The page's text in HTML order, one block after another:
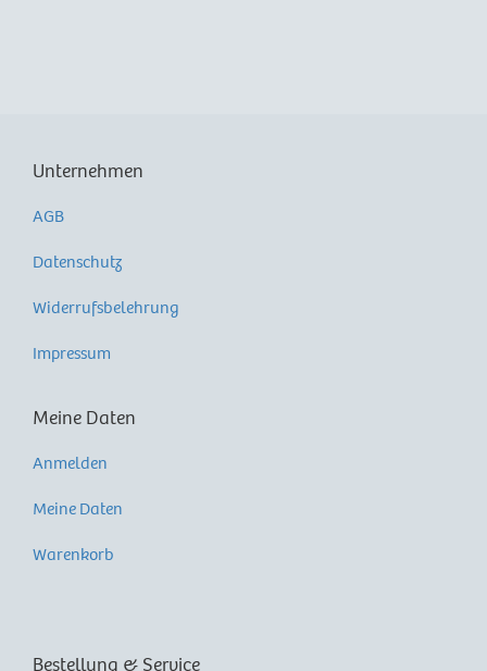
Unternehmen
AGB
Datenschutz
Widerrufsbelehrung
Impressum
Meine Daten
Anmelden
Meine Daten
Warenkorb
Bestellung & Service